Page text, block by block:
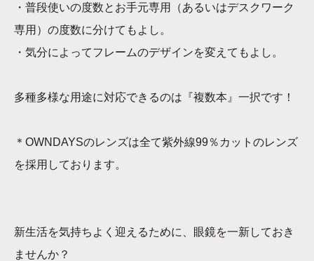
・普段使いの度数とお手元専用（あるいはデスクワーク
専用）の度数に分けてもよし。
・気分によってフレームのデザインを変えてもよし。
多種多様な用途に対応できるのは『複数本』一択です！
＊OWNDAYSのレンズは全て紫外線99％カットのレンズ
を採用しております。
新生活を気持ちよく迎えるために、眼鏡を一新しておき
ませんか？